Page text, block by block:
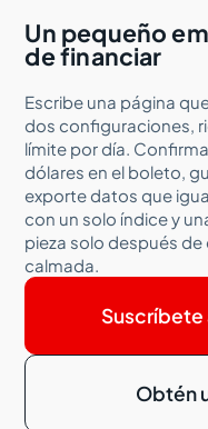
Un pequeño
de financiar
Escribe una página
dos configuraciones,
límite por día.
dólares en el boleto,
exporte datos que
con un solo índice y
pieza solo después
calmada.
Obtén